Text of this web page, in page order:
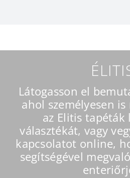
Látogasson el
ahol személyesen
az Elitis tapéták
választékát, vagy
kapcsolatot online,
segítségével